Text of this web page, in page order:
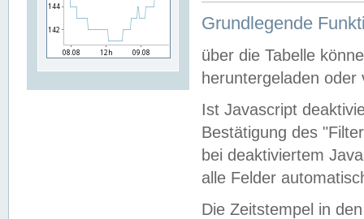
Grundlegende
über die Tabelle
heruntergeladen oder
Ist Javascript
Bestätigung des
bei deaktiviertem
alle Felder
Die Zeitstempel in